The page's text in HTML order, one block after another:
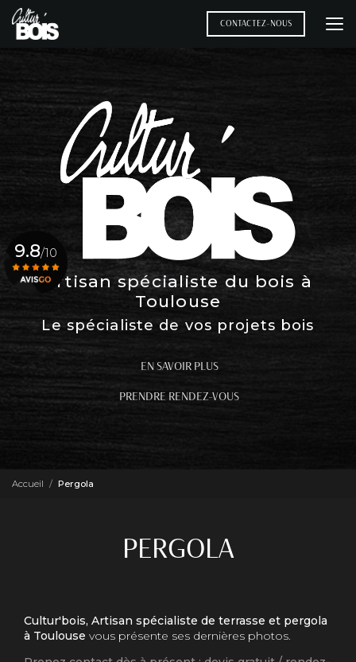
Aller
au
contenu
CONTACTEZ-NOUS
Artisan spécialiste du bois à
Toulouse
Le spécialiste de vos projets bois
EN SAVOIR PLUS
PRENDRE RENDEZ-VOUS
9.8/10
Accueil Pergola
PERGOLA
Cultur'bois, Artisan spécialiste de terrasse et pergola
à Toulouse vous présente ses dernières photos.